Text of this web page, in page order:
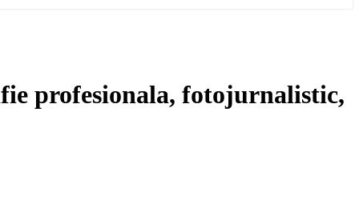
profesionala, fotojurnalistic,